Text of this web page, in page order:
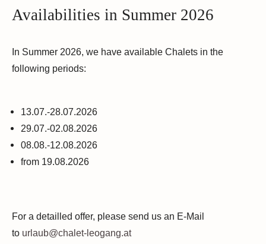
Availabilities in Summer 2026
In Summer 2026, we have available Chalets in the
following periods:
13.07.-28.07.2026
29.07.-02.08.2026
08.08.-12.08.2026
from 19.08.2026
For a detailled offer, please send us an E-Mail
to urlaub@chalet-leogang.at